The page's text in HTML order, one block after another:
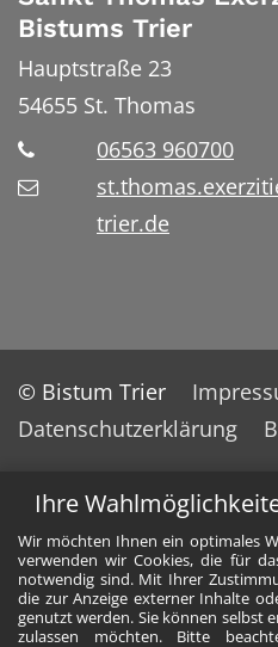
Ihre
Wir möchten Ihnen ein optimales
verwenden wir Cookies, die für
notwendig sind. Mit Ihrer
die zur Anzeige externer Inhalte
genutzt werden. Sie können selbst
zulassen möchten. Bitte
Bistums Trier
Hauptstraße 23
54655 St. Thomas
06563 960700
trier.de
© Bistum Trier
Datenschutzerklärung